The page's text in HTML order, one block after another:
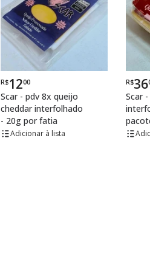
Por
R$1200
Scar - pdv 8x queijo
cheddar interfolhado
- 20g por fatia
lista
Por
R$36
Scar